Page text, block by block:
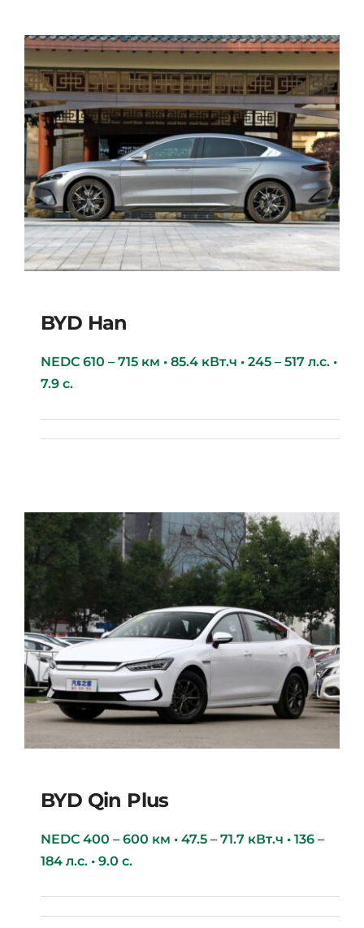
BYD Han
NEDC 610 – 715 км • 85.4 кВт.ч • 245 – 517 л.с. •
7.9 с.
BYD Qin Plus
BYD Qin Plus
NEDC 400 – 600 км • 47.5 – 71.7 кВт.ч • 136 –
184 л.с. • 9.0 с.